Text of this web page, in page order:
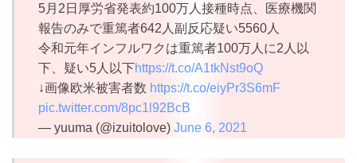
5月2日厚労省発表約100万人接種時点、医療機関
報告のみで重篤者642人副反応疑い5560人
令和元年インフルワクは重篤者100万人に2人以
下、疑い5人以下https://t.co/A1tkNst9oQ
↓画像欧米被害者数 https://t.co/eiyPr3S6mF
pic.twitter.com/8pc1l92BcB
— yuuma (@izuitolove) June 6, 2021